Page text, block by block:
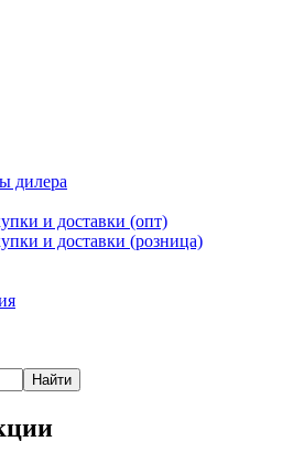
дилера
и доставки (опт)
и доставки (розница)